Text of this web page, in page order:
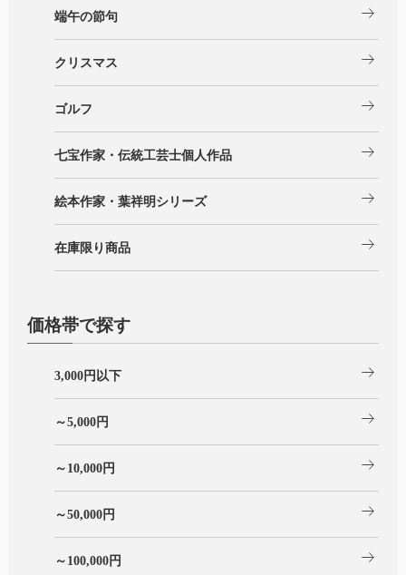
端午の節句 arrow_right_alt
クリスマス arrow_right_alt
ゴルフ arrow_right_alt
七宝作家・伝統工芸士個人作品 arrow_right_alt
絵本作家・葉祥明シリーズ arrow_right_alt
在庫限り商品 arrow_right_alt
価格帯で探す
3,000円以下 arrow_right_alt
～5,000円 arrow_right_alt
～10,000円 arrow_right_alt
～50,000円 arrow_right_alt
～100,000円 arrow_right_alt